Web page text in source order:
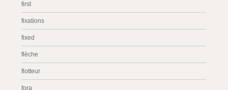
first
fixations
fixed
flèche
flotteur
fora